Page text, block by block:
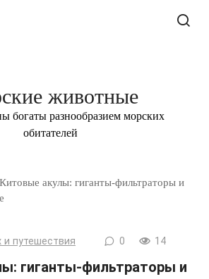
животные
богаты разнообразием морских
обитателей
Китовые акулы: гиганты‑фильтраторы и
путешествия 0 14
гиганты‑фильтраторы и